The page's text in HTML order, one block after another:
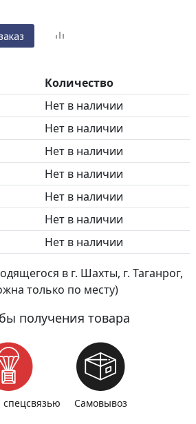
Количество
Нет в наличии
Нет в наличии
Нет в наличии
Нет в наличии
Нет в наличии
Нет в наличии
Нет в наличии
в г. Шахты, г. Таганрог,
только по месту)
получения товара
спецсвязью Самовывоз